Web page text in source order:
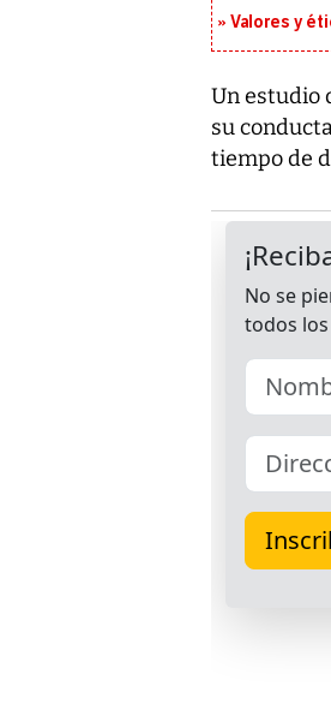
Valores y
Un estudio
su
tiempo de